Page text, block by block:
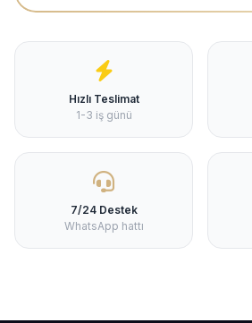
Hızlı Teslimat
1-3 iş günü
7/24 Destek
WhatsApp hattı